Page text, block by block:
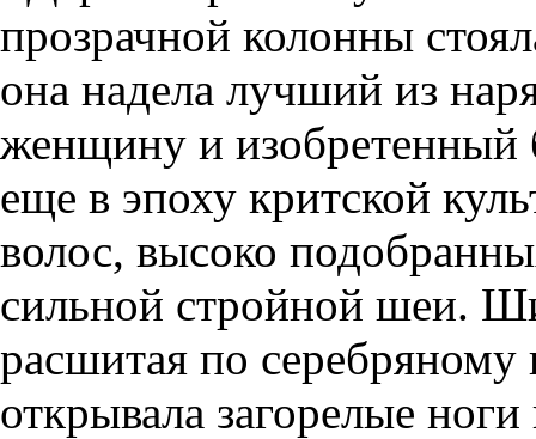
прозрачной колонны
она надела лучший из
женщину и изобретенный
еще в эпоху критской
волос, высоко
сильной стройной шеи.
расшитая по
открывала загорелые